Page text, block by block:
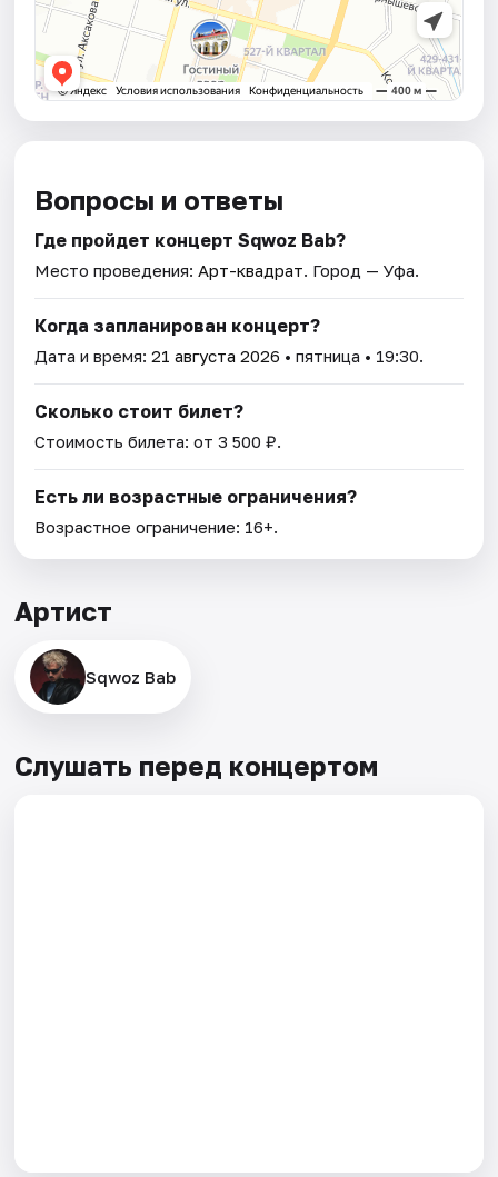
Вопросы и ответы
Где пройдет концерт Sqwoz Bab?
Место проведения:Арт-квадрат. Город — Уфа.
Когда запланирован концерт?
Дата и время:21 августа 2026 • пятница • 19:30.
Сколько стоит билет?
Стоимость билета: от 3 500 ₽.
Есть ли возрастные ограничения?
Возрастное ограничение: 16+.
Артист
Sqwoz Bab
Слушать перед концертом